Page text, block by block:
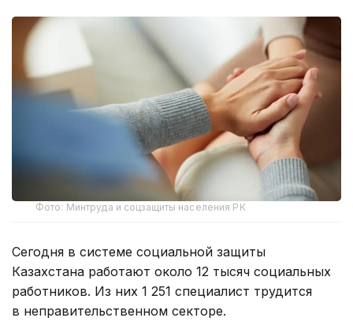
Фото: Минтруда и соцзащиты населения РК
Сегодня в системе социальной защиты
Казахстана работают около 12 тысяч социальных
работников. Из них 1 251 специалист трудится
в неправительственном секторе.